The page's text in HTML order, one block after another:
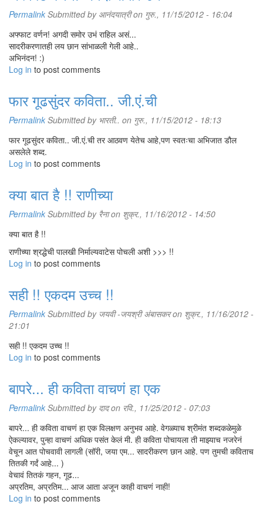
Permalink Submitted by आनंदयात्रीon गुरु., 11/15/2012 - 16:04
अफ्फाट वर्णन! अगदी समोर उभं राहिल असं...
सादरीकरणातही लय छान सांभाळली गेली आहे..
अभिनंदन! :)
Log in to post comments
फार गूढसुंदर कविता.. जी.एं.ची
Permalink Submitted by भारती.. on गुरु., 11/15/2012 - 18:13
फार गूढसुंदर कविता.. जी.एं.ची तर आठवण येतेच आहे,पण स्वतःचा अभिजात डौल
असलेले शब्द.
Log in to post comments
क्या बात है !! राणीच्या
Permalink Submitted by रैनाon शुक्र., 11/16/2012 - 14:50
क्या बात है !!
राणीच्या श्रद्धेची पालखी निर्माल्यवाटेस पोचली अशी >>> !!
Log in to post comments
सही !! एकदम उच्च !!
Permalink Submitted by जयवी -जयश्री अंबासकरon शुक्र., 11/16/2012 -
21:01
सही !! एकदम उच्च !!
Log in to post comments
बापरे... ही कविता वाचणं हा एक
Permalink Submitted by दादon रवि., 11/25/2012 - 07:03
बापरे... ही कविता वाचणं हा एक विलक्षण अनुभव आहे. वेगळ्याच श्रीमंत शब्दकळेमुळे
ऐकल्यावर, पुन्हा वाचणं अधिक पसंत केलं मी. ही कविता पोचायला ती माझ्याच नजरेनं
वेचून आत पोचवावी लागली (सॉरी, जया एम... सादरीकरण छान आहे. पण तुमची कविताच
तितकी गर्दं आहे... )
वेचावं तितकं गहन, गूढ...
अप्रतिम, अप्रतिम... आज आता अजून काही वाचणं नाही!
Log in to post comments